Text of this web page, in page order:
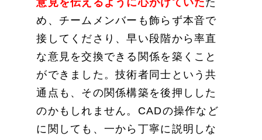
意見を伝えるように心がけていたた
め、チームメンバーも飾らず本音で
接してくださり、早い段階から率直
な意見を交換できる関係を築くこと
ができました。技術者同士という共
通点も、その関係構築を後押しした
のかもしれません。CADの操作など
に関しても、一から丁寧に説明しな